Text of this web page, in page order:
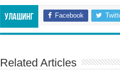
Улашинг Facebook
Related Articles